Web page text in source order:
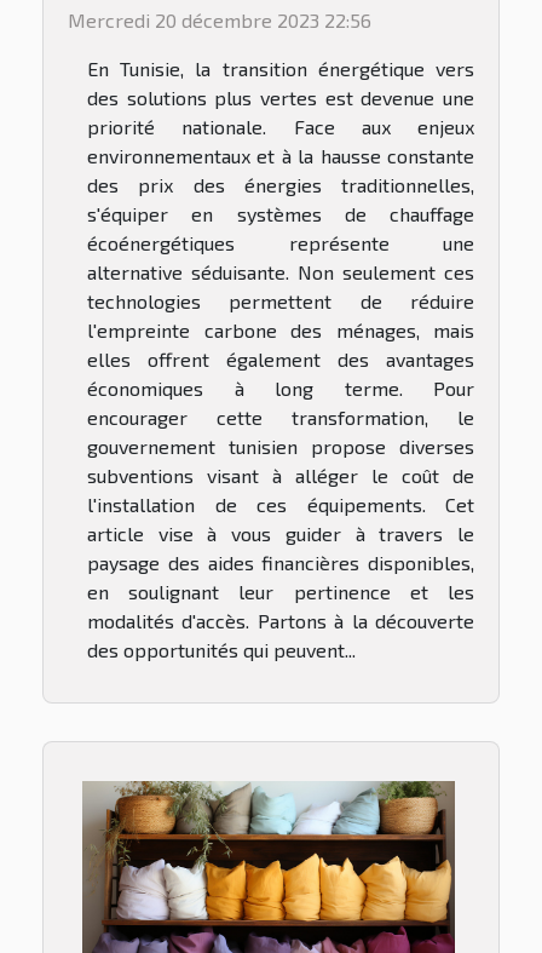
Mercredi 20 décembre 2023 22:56
En Tunisie, la transition énergétique vers
des solutions plus vertes est devenue une
priorité nationale. Face aux enjeux
environnementaux et à la hausse constante
des prix des énergies traditionnelles,
s'équiper en systèmes de chauffage
écoénergétiques représente une
alternative séduisante. Non seulement ces
technologies permettent de réduire
l'empreinte carbone des ménages, mais
elles offrent également des avantages
économiques à long terme. Pour
encourager cette transformation, le
gouvernement tunisien propose diverses
subventions visant à alléger le coût de
l'installation de ces équipements. Cet
article vise à vous guider à travers le
paysage des aides financières disponibles,
en soulignant leur pertinence et les
modalités d'accès. Partons à la découverte
des opportunités qui peuvent...